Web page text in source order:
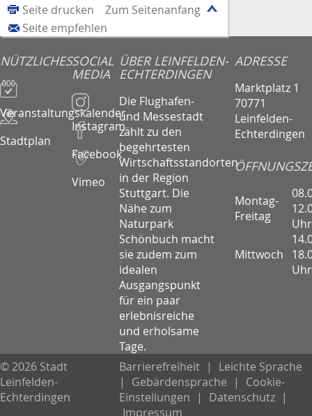
Zum Seitenanfang
Seite drucken
Seite empfehlen
NÜTZLICHES
Veranstaltungskalender
Stadtplan
SOCIAL
MEDIA
Instagram
Facebook
Vimeo
ÜBER LEINFELDEN-
ECHTERDINGEN
Die Flughafen-
und Messestadt
zählt zu den
begehrtesten
Wirtschaftsstandorten
in der Region
Stuttgart. Die
Nähe zum
Naturpark
Schönbuch macht
sie zudem zum
idealen
Ausgangspunkt
für ein paar
erlebnisreiche
und erholsame
Tage.
ADRESSE
Marktplatz 1
70771
Leinfelden-
Echterdingen
Montag-
Freitag
Uhr
Mittwoch
Uhr
© 2026 Stadt
Leinfelden-
Echterdingen
Barrierefreiheit |
Leichte Sprache
|
Gebärdensprache |
Cookie-
Einstellungen
| Datenschutz |
Impressum